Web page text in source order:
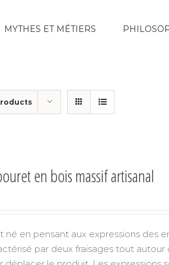
MYTHES ET MÉTIERS
en bois massif artisanal
né en pensant aux expressions des
par deux fraisages tout